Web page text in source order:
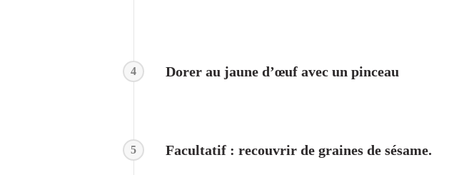
4 Dorer au jaune d’œuf avec un pinceau
5 Facultatif : recouvrir de graines de sésame.